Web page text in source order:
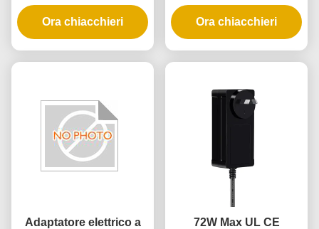
anni di garanzia e
protezioni multiple
Ora chiacchieri
certificato UL con uscita
5V 12V 24V e potenza
12W 24W per serratura
Ora chiacchieri
Adaptatore elettrico a
72W Max UL CE